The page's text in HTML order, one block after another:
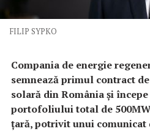
FILIP SYPKO
Compania de energie
semnează primul contract
solară din România și
portofoliului total de
țară, potrivit unui comunicat